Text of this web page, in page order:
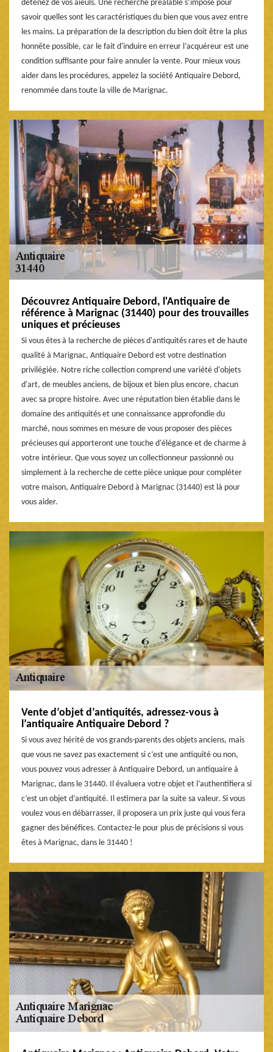
détenez de vos aïeuls. Une recherche préalable s’impose pour
savoir quelles sont les caractéristiques du bien que vous avez entre
les mains. La préparation de la description du bien doit être la plus
honnête possible, car le fait d'induire en erreur l’acquéreur est une
condition suffisante pour faire annuler la vente. Pour mieux vous
aider dans les procédures, appelez la société Antiquaire Debord,
renommée dans toute la ville de Marignac.
Découvrez Antiquaire Debord, l'Antiquaire de
référence à Marignac (31440) pour des trouvailles
uniques et précieuses
Si vous êtes à la recherche de pièces d'antiquités rares et de haute
qualité à Marignac, Antiquaire Debord est votre destination
privilégiée. Notre riche collection comprend une variété d'objets
d'art, de meubles anciens, de bijoux et bien plus encore, chacun
avec sa propre histoire. Avec une réputation bien établie dans le
domaine des antiquités et une connaissance approfondie du
marché, nous sommes en mesure de vous proposer des pièces
précieuses qui apporteront une touche d'élégance et de charme à
votre intérieur. Que vous soyez un collectionneur passionné ou
simplement à la recherche de cette pièce unique pour compléter
votre maison, Antiquaire Debord à Marignac (31440) est là pour
vous aider.
Vente d’objet d’antiquités, adressez-vous à
l’antiquaire Antiquaire Debord ?
Si vous avez hérité de vos grands-parents des objets anciens, mais
que vous ne savez pas exactement si c’est une antiquité ou non,
vous pouvez vous adresser à Antiquaire Debord, un antiquaire à
Marignac, dans le 31440. Il évaluera votre objet et l’authentifiera si
c’est un objet d’antiquité. Il estimera par la suite sa valeur. Si vous
voulez vous en débarrasser, il proposera un prix juste qui vous fera
gagner des bénéfices. Contactez-le pour plus de précisions si vous
êtes à Marignac, dans le 31440 !